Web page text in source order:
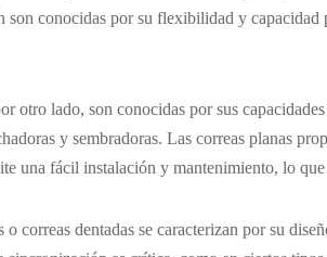
son conocidas por su flexibilidad y capacidad
otro lado, son conocidas por sus
y sembradoras. Las correas planas
una fácil instalación y mantenimiento, lo
o correas dentadas se caracterizan por su